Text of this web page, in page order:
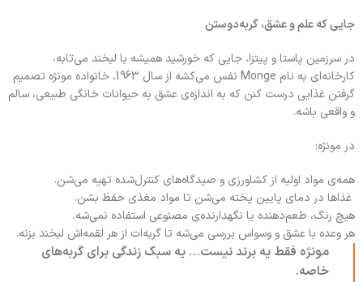
جایی که علم و عشق، گربه‌دوستن
در سرزمین پاستا و پیتزا، جایی که خورشید همیشه با لبخند می‌تابه،
کارخانه‌ای به نام Monge نفس می‌کشه از سال 1963، خانواده مونژه تصمیم
گرفتن غذایی درست کنن که به اندازه‌ی عشق به حیوانات خانگی طبیعی، سالم
و واقعی باشه.
در مونژه:
همه‌ی مواد اولیه از کشاورزی و صیدگاه‌های کنترل‌شده تهیه می‌شن.
غذاها در دمای پایین پخته می‌شن تا مواد مغذی حفظ بشن.
هیچ رنگ، طعم‌دهنده یا نگهدارنده‌ی مصنوعی استفاده نمی‌شه.
هر وعده با عشق و وسواس بررسی می‌شه تا گربه‌ات از هر لقمه‌اش لبخند بزنه.
مونژه فقط یه برند نیست… یه سبک زندگی برای گربه‌های
خاصه.